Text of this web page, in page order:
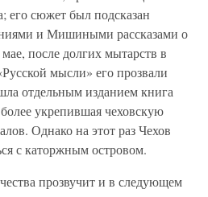
его сюжет был подсказан
и Мишиными рассказами о
после долгих мытарств в
мысли» его прозвали
отдельным изданием книга
укрепившая чеховскую
Однако на этот раз Чехов
с каторжным островом.
прозвучит и в следующем